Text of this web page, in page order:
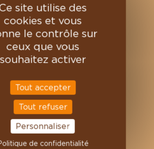
à tartiner
et tisanes
Charles Chocolartisan ?
COMPTE
site utilise des
cookies et vous
le contrôle sur
ceux que vous
souhaitez activer
Tout accepter
Tout refuser
Personnaliser
de confidentialité